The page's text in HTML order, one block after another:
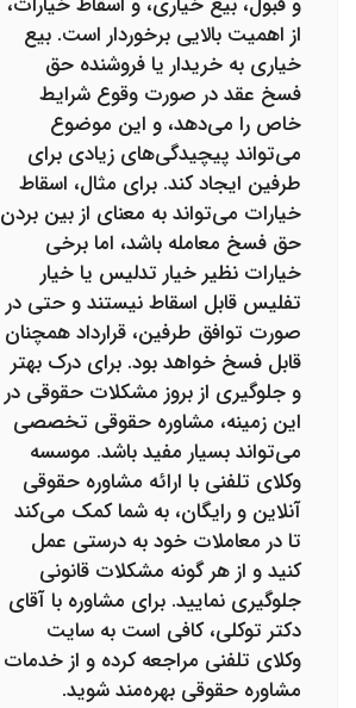
از اهمیت بالایی برخوردار است. بیع
خیاری به خریدار یا فروشنده حق
فسخ عقد در صورت وقوع شرایط
خاص را می‌دهد، و این موضوع
می‌تواند پیچیدگی‌های زیادی برای
طرفین ایجاد کند. برای مثال، اسقاط
خیارات می‌تواند به معنای از بین بردن
حق فسخ معامله باشد، اما برخی
خیارات نظیر خیار تدلیس یا خیار
تفلیس قابل اسقاط نیستند و حتی در
صورت توافق طرفین، قرارداد همچنان
قابل فسخ خواهد بود. برای درک بهتر
و جلوگیری از بروز مشکلات حقوقی در
این زمینه، مشاوره حقوقی تخصصی
می‌تواند بسیار مفید باشد. موسسه
وکلای تلفنی با ارائه مشاوره حقوقی
آنلاین و رایگان، به شما کمک می‌کند
تا در معاملات خود به درستی عمل
کنید و از هر گونه مشکلات قانونی
جلوگیری نمایید. برای مشاوره با آقای
دکتر توکلی، کافی است به سایت
وکلای تلفنی مراجعه کرده و از خدمات
مشاوره حقوقی بهره‌مند شوید.